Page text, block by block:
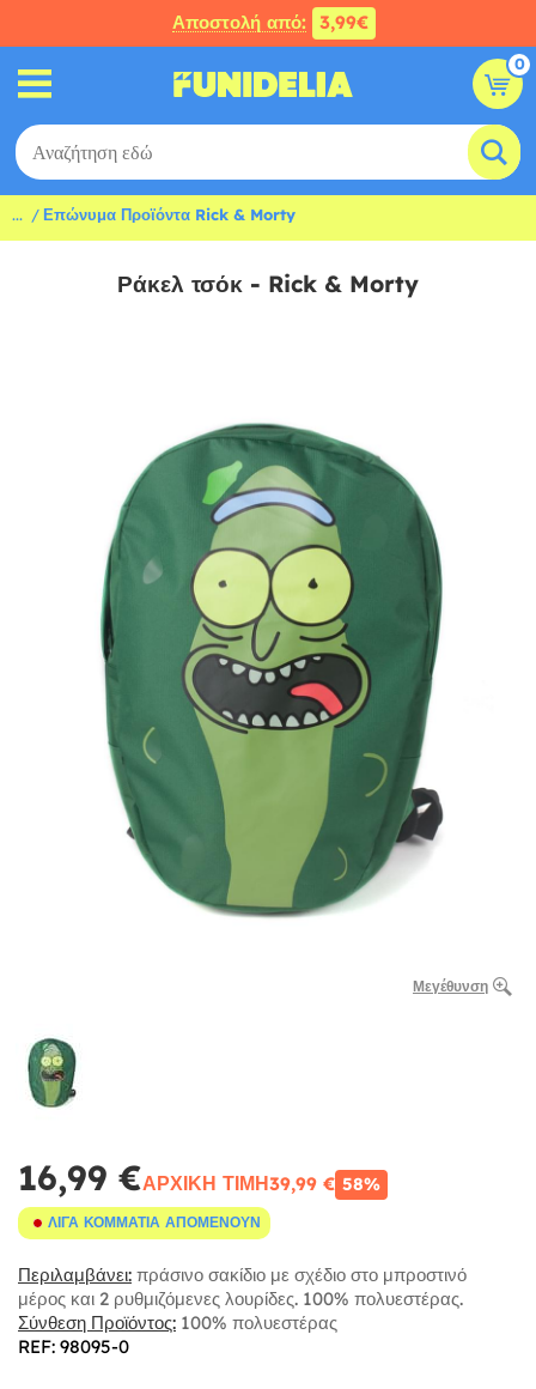
Αποστολή από: 3,99€
0
... Επώνυμα Προϊόντα Rick & Morty
Ράκελ τσόκ - Rick & Morty
Μεγέθυνση
16,99 €ΑΡΧΙΚΉ ΤΙΜΉ39,99 € 58%
ΛΊΓΑ ΚΟΜΜΆΤΙΑ ΑΠΟΜΈΝΟΥΝ
Περιλαμβάνει: πράσινο σακίδιο με σχέδιο στο μπροστινό
μέρος και 2 ρυθμιζόμενες λουρίδες. 100% πολυεστέρας.
Σύνθεση Προϊόντος: 100% πολυεστέρας
REF: 98095-0